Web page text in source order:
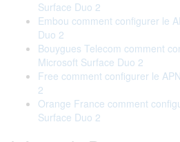
Surface Duo 2
Embou comment configurer le
Duo 2
Bouygues Telecom comment
Microsoft Surface Duo 2
Free comment configurer le
2
Orange France comment
Surface Duo 2